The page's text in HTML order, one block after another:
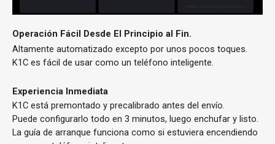
Operación Fácil Desde El Principio al Fin.
Altamente automatizado excepto por unos pocos toques.
K1C es fácil de usar como un teléfono inteligente.
Experiencia Inmediata
K1C está premontado y precalibrado antes del envío.
Puede configurarlo todo en 3 minutos, luego enchufar y listo.
La guía de arranque funciona como si estuviera encendiendo